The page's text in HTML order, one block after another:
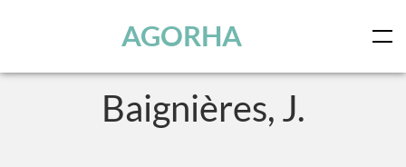
AGORHA
Baignières, J.